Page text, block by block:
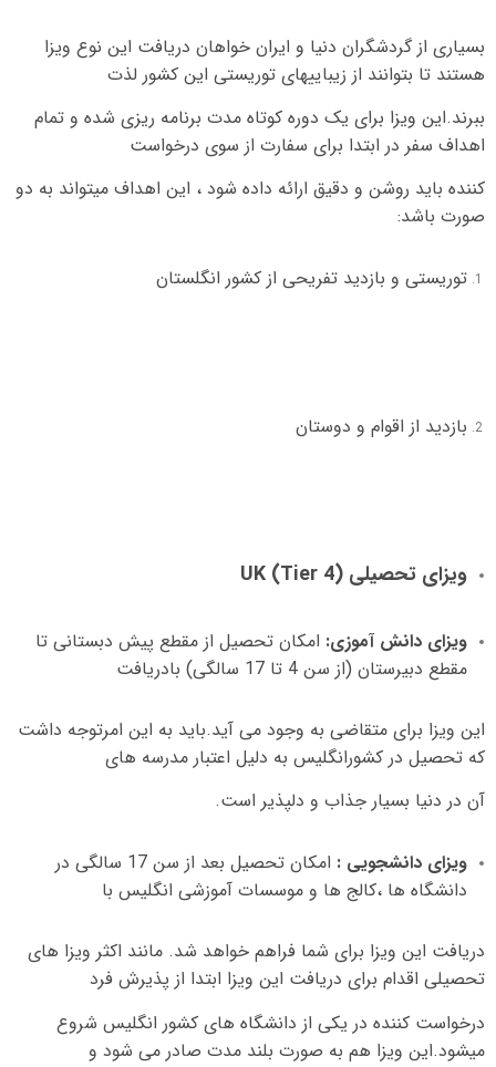
بسیاری از گردشگران دنیا و ایران خواهان دریافت این نوع ویزا
هستند تا بتوانند از زیباییهای توریستی این کشور لذت
ببرند.این ویزا برای یک دوره کوتاه مدت برنامه ریزی شده و تمام
اهداف سفر در ابتدا برای سفارت از سوی درخواست
کننده باید روشن و دقیق ارائه داده شود ، این اهداف میتواند به دو
صورت باشد:
توریستی و بازدید تفریحی از کشور انگلستان
بازدید از اقوام و دوستان
ویزای تحصیلی UK (Tier 4)
ویزای دانش آموزی: امکان تحصیل از مقطع پیش دبستانی تا
مقطع دبیرستان (از سن 4 تا 17 سالگی) بادریافت
این ویزا برای متقاضی به وجود می آید.باید به این امرتوجه داشت
که تحصیل در کشورانگلیس به دلیل اعتبار مدرسه های
آن در دنیا بسیار جذاب و دلپذیر است.
ویزای دانشجویی : امکان تحصیل بعد از سن 17 سالگی در
دانشگاه ها ،کالج ها و موسسات آموزشی انگلیس با
دریافت این ویزا برای شما فراهم خواهد شد. مانند اکثر ویزا های
تحصیلی اقدام برای دریافت این ویزا ابتدا از پذیرش فرد
درخواست کننده در یکی از دانشگاه های کشور انگلیس شروع
میشود.این ویزا هم به صورت بلند مدت صادر می شود و